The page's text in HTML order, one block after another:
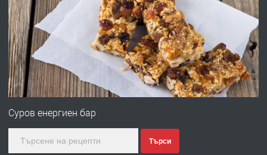
ПРЕДЛАГА Работа за общи работници
преди 1 година
ПРЕДЛАГА
Първи поход "По стъпките на Ангел
Суров енергиен бар
Търси